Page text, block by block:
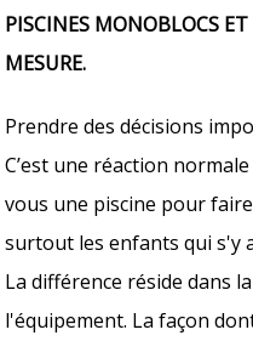
PISCINES MONOBLOCS
MESURE.
Prendre des décisions
C’est une réaction
vous une piscine pour
surtout les enfants qui s'y
La différence réside dans
l'équipement. La façon